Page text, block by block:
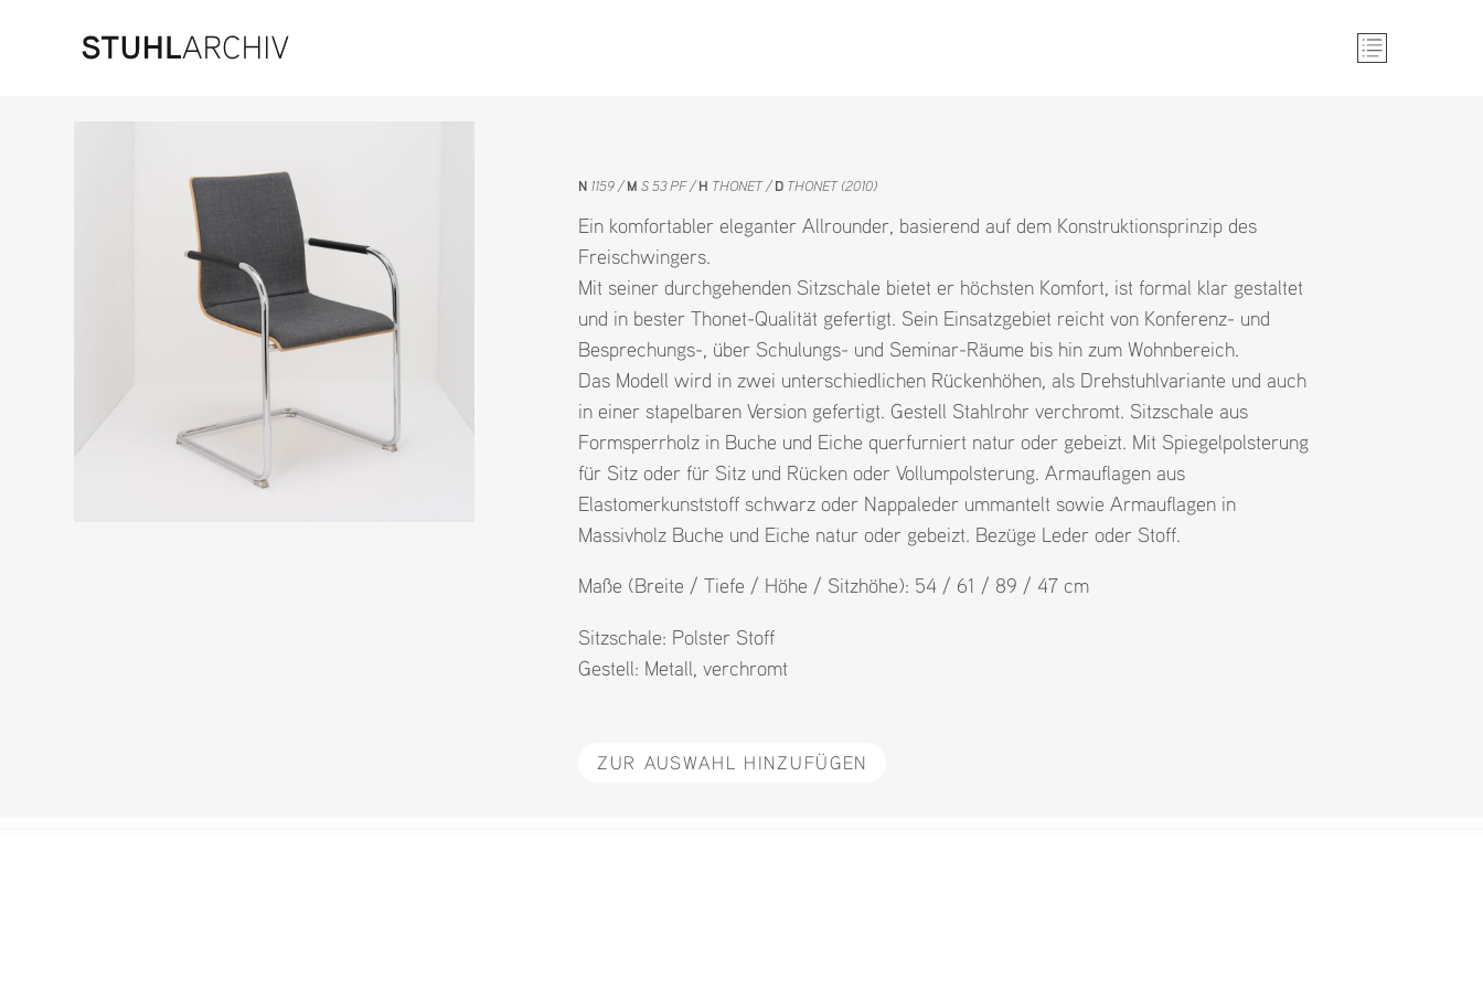
N 1159 M S 53 PF H THONET D THONET (2010)
Ein komfortabler eleganter Allrounder, basierend auf dem Konstruktionsprinzip des
Freischwingers.
Mit seiner durchgehenden Sitzschale bietet er höchsten Komfort, ist formal klar gestaltet
und in bester Thonet-Qualität gefertigt. Sein Einsatzgebiet reicht von Konferenz- und
Besprechungs-, über Schulungs- und Seminar-Räume bis hin zum Wohnbereich.
Das Modell wird in zwei unterschiedlichen Rückenhöhen, als Drehstuhlvariante und auch
in einer stapelbaren Version gefertigt. Gestell Stahlrohr verchromt. Sitzschale aus
Formsperrholz in Buche und Eiche querfurniert natur oder gebeizt. Mit Spiegelpolsterung
für Sitz oder für Sitz und Rücken oder Vollumpolsterung. Armauflagen aus
Elastomerkunststoff schwarz oder Nappaleder ummantelt sowie Armauflagen in
Massivholz Buche und Eiche natur oder gebeizt. Bezüge Leder oder Stoff.
Maße (Breite / Tiefe / Höhe / Sitzhöhe): 54 / 61 / 89 / 47 cm
Sitzschale: Polster Stoff
Gestell: Metall ,verchromt